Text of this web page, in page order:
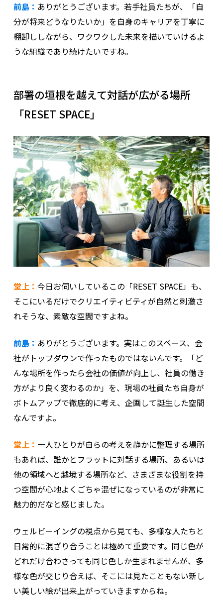
前島： ありがとうございます。若手社員たちが、「自
分が将来どうなりたいか」を自身のキャリアを丁寧に
棚卸ししながら、ワクワクした未来を描いていけるよ
うな組織であり続けたいですね。
部署の垣根を越えて対話が広がる場所
「RESET SPACE」
堂上： 今日お伺いしているこの「RESET SPACE」も、
そこにいるだけでクリエイティビティが自然と刺激さ
れそうな、素敵な空間ですよね。
前島： ありがとうございます。実はこのスペース、会
社がトップダウンで作ったものではないんです。「ど
んな場所を作ったら会社の価値が向上し、社員の働き
方がより良く変わるのか」を、現場の社員たち自身が
ボトムアップで徹底的に考え、企画して誕生した空間
なんですよ。
堂上： 一人ひとりが自らの考えを静かに整理する場所
もあれば、誰かとフラットに対話する場所、あるいは
他の領域へと越境する場所など、さまざまな役割を持
つ空間が心地よくごちゃ混ぜになっているのが非常に
魅力的だなと感じました。
ウェルビーイングの視点から見ても、多様な人たちと
日常的に混ざり合うことは極めて重要です。同じ色が
どれだけ合わさっても同じ色しか生まれませんが、多
様な色が交じり合えば、そこには見たこともない新し
い美しい絵が出来上がっていきますからね。